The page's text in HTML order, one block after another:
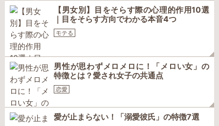
【男女別】目をそらす際の心理的作用10選
｜目をそらす方向でわかる本音4つ
モテる
男性が思わずメロメロに！「メロい女」の
特徴とは？愛され女子の共通点
恋愛
愛が止まらない！「溺愛彼氏」の特徴7選